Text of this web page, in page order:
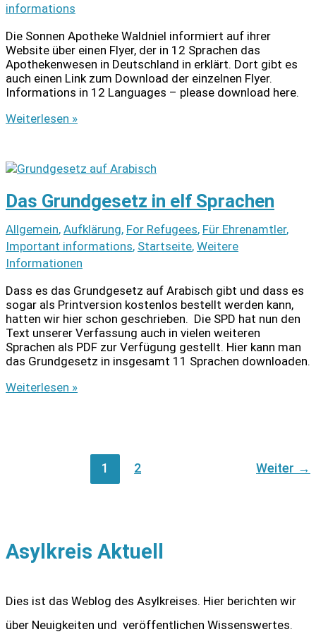
informations
Die Sonnen Apotheke Waldniel informiert auf ihrer
Website über einen Flyer, der in 12 Sprachen das
Apothekenwesen in Deutschland in erklärt. Dort gibt es
auch einen Link zum Download der einzelnen Flyer.
Informations in 12 Languages – please download here.
Information
–
medication
Germany
Weiterlesen »
Das Grundgesetz in elf Sprachen
Allgemein, Aufklärung, For Refugees, Für Ehrenamtler,
Important informations, Startseite, Weitere
Informationen
Dass es das Grundgesetz auf Arabisch gibt und dass es
sogar als Printversion kostenlos bestellt werden kann,
hatten wir hier schon geschrieben. Die SPD hat nun den
Text unserer Verfassung auch in vielen weiteren
Sprachen als PDF zur Verfügung gestellt. Hier kann man
das Grundgesetz in insgesamt 11 Sprachen downloaden.
Das
Weiterlesen »
1 2 Weiter →
Asylkreis Aktuell
Dies ist das Weblog des Asylkreises. Hier berichten wir
über Neuigkeiten und veröffentlichen Wissenswertes.